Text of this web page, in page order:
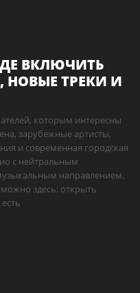
ВКЛЮЧИТЬ
ТРЕКИ И
которым интересны
зарубежные артисты,
и современная городская
с нейтральным
направлением.
здесь: открыть